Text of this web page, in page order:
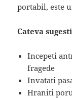
portabil, este
Cateva
Incepeti
fragede
Invatati
Hraniti